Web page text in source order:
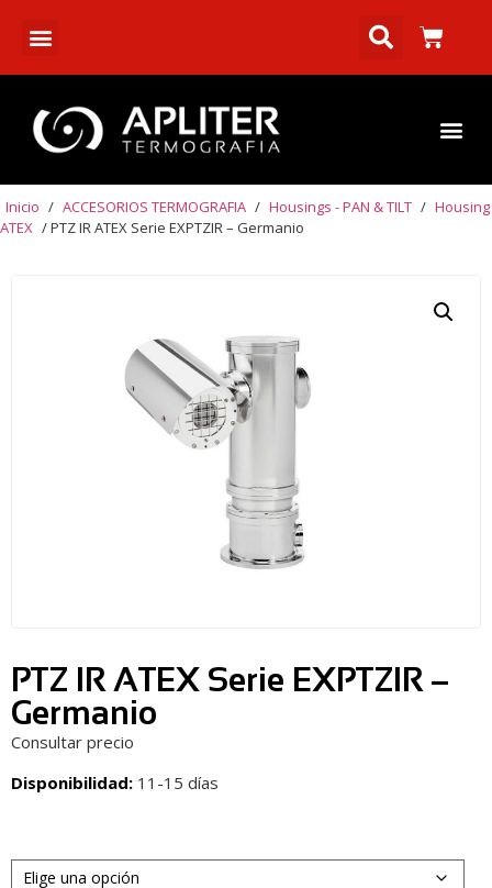
Inicio / ACCESORIOS TERMOGRAFIA / Housings - PAN & TILT / Housing
ATEX / PTZ IR ATEX Serie EXPTZIR – Germanio
PTZ IR ATEX Serie EXPTZIR –
Germanio
Consultar precio
Disponibilidad: 11-15 días